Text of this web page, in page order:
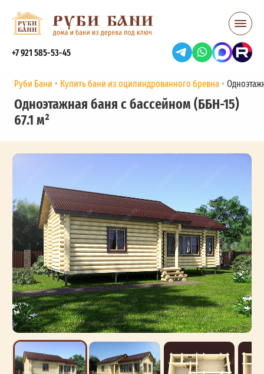
+7 921 585-53-45
Руби Бани Купить бани из оцилиндрованного бревна
Одноэтажная баня с бассейном (ББН-15)
67.1 м²